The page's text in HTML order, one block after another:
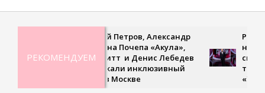
05-
РЕКОМЕНДУЕМ
Дмитрий Петров, Александр
Ян, Оксана Почепа «Акула»,
Кира Смитт и Денис Лебедев
поддержали инклюзивный
турнир в Москве
третьем